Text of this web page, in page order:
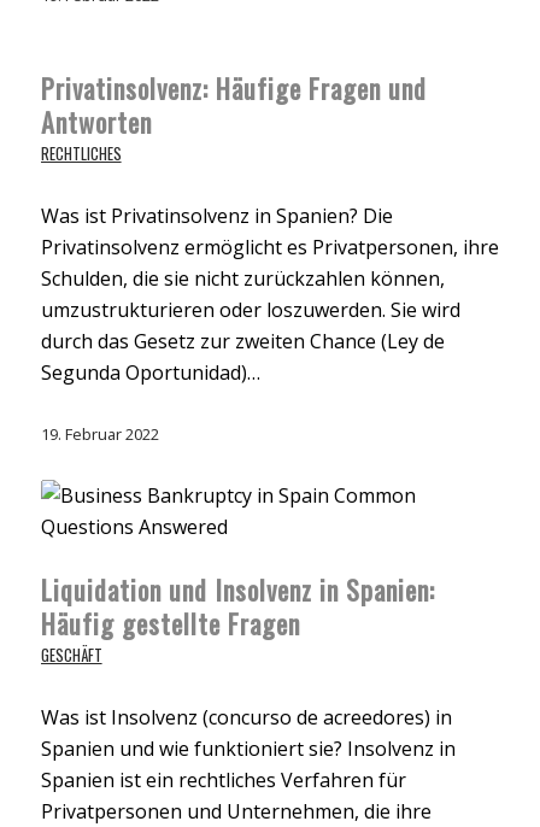
Privatinsolvenz: Häufige Fragen und
Antworten
RECHTLICHES
Was ist Privatinsolvenz in Spanien? Die
Privatinsolvenz ermöglicht es Privatpersonen, ihre
Schulden, die sie nicht zurückzahlen können,
umzustrukturieren oder loszuwerden. Sie wird
durch das Gesetz zur zweiten Chance (Ley de
Segunda Oportunidad)…
19. Februar 2022
Liquidation und Insolvenz in Spanien:
Häufig gestellte Fragen
GESCHÄFT
Was ist Insolvenz (concurso de acreedores) in
Spanien und wie funktioniert sie? Insolvenz in
Spanien ist ein rechtliches Verfahren für
Privatpersonen und Unternehmen, die ihre